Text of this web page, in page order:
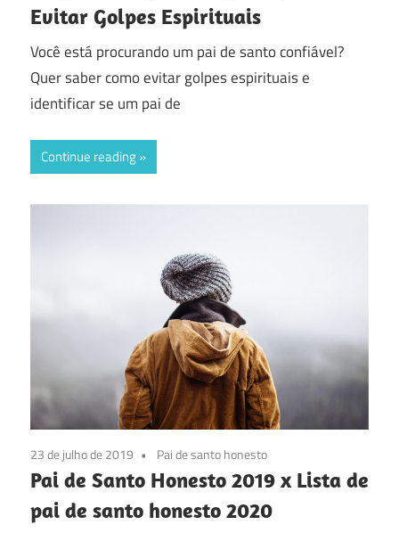
Evitar Golpes Espirituais
Você está procurando um pai de santo confiável?
Quer saber como evitar golpes espirituais e
identificar se um pai de
Continue reading
23 de julho de 2019 Pai de santo honesto
Pai de Santo Honesto 2019 x Lista de
pai de santo honesto 2020